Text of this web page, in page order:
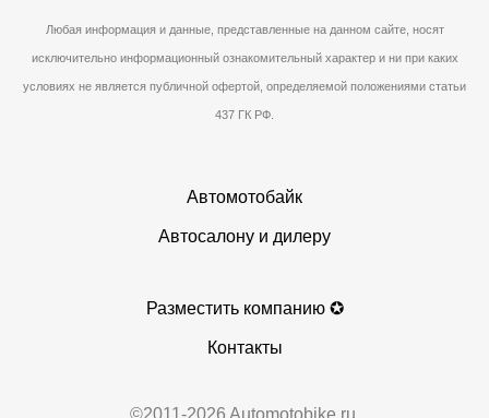
Любая информация и данные, представленные на данном сайте, носят
исключительно информационный ознакомительный характер и ни при каких
условиях не является публичной офертой, определяемой положениями статьи
437 ГК РФ.
Автомотобайк
Автосалону и дилеру
Разместить компанию ✪
Контакты